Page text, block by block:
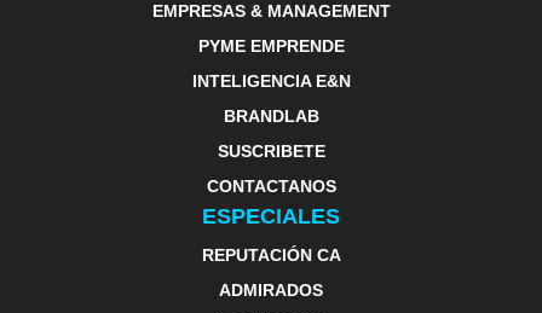
EMPRESAS & MANAGEMENT
PYME EMPRENDE
INTELIGENCIA E&N
BRANDLAB
SUSCRIBETE
CONTACTANOS
ESPECIALES
REPUTACIÓN CA
ADMIRADOS